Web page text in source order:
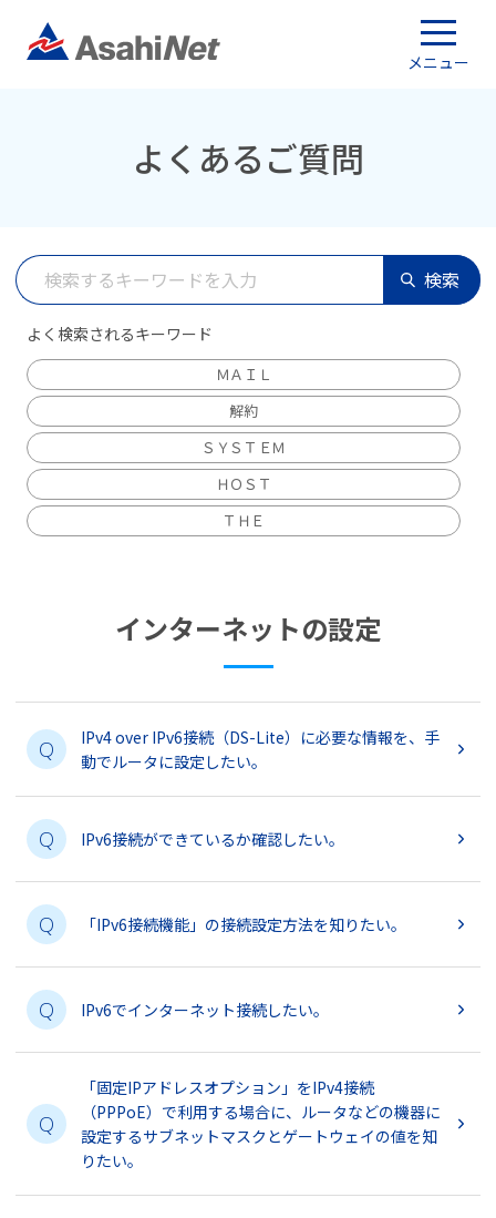
メニュー
よくあるご質問
検索
よく検索されるキーワード
ＭＡＩＬ
解約
ＳＹＳＴＥＭ
ＨＯＳＴ
ＴＨＥ
インターネットの設定
Q
IPv4 over IPv6接続（DS-Lite）に必要な情報を、手
動でルータに設定したい。
Q IPv6接続ができているか確認したい。
Q 「IPv6接続機能」の接続設定方法を知りたい。
Q IPv6でインターネット接続したい。
Q
「固定IPアドレスオプション」をIPv4接続
（PPPoE）で利用する場合に、ルータなどの機器に
設定するサブネットマスクとゲートウェイの値を知
りたい。